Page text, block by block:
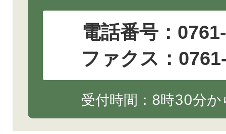
電話番号：
ファクス：
受付時間：8時30分